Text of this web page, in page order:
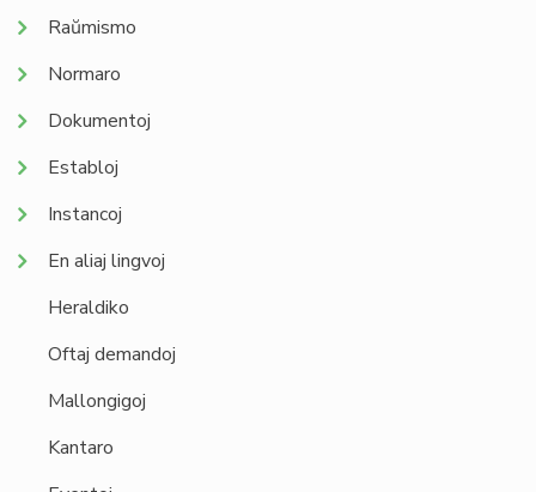
Raŭmismo
Normaro
Dokumentoj
Establoj
Instancoj
En aliaj lingvoj
Heraldiko
Oftaj demandoj
Mallongigoj
Kantaro